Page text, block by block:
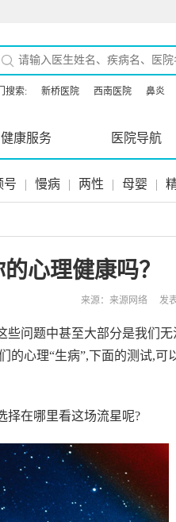
搜索: 新桥医院 西南医院 鼻炎
健康服务 医院导航
号 | 慢病 | 两性 | 母婴 |
心理健康吗？
来源：来源网络 发表
问题中甚至大部分是我们
的心理“生病”,下面的测试,可
择在哪里看这场流星呢?